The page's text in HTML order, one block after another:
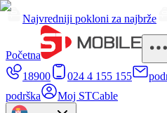
Najvredniji pokloni za najbrže
Početna
18900
024 4 155 155
podrška
Moj STCable